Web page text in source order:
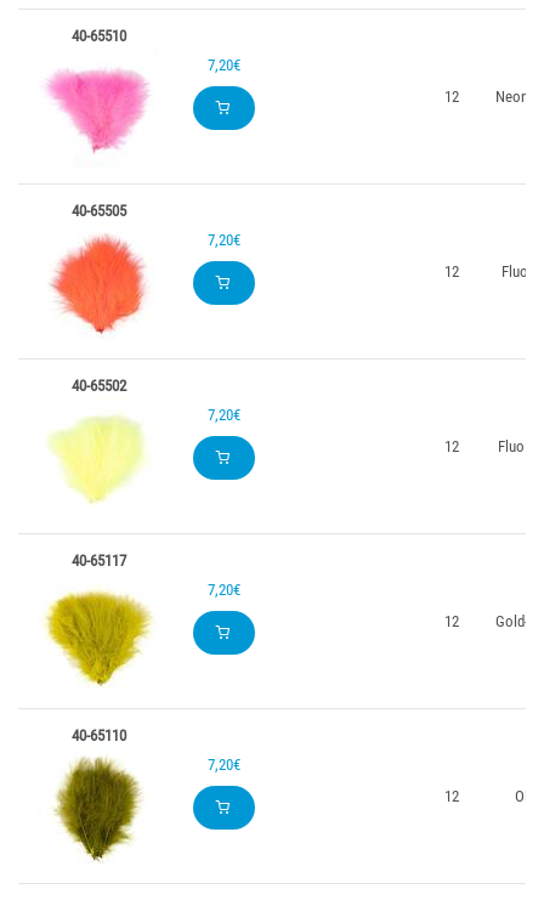
40-65510
7,20€
12
Neon
40-65505
7,20€
12
Fluo
40-65502
7,20€
12
Fluo
40-65117
7,20€
12
Gold-
40-65110
7,20€
12
Oliv